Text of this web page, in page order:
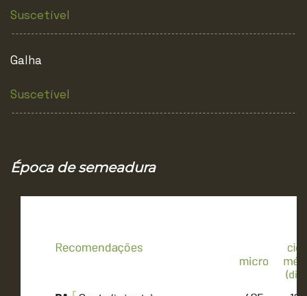
Suscetível
Galha
Suscetível
Época de semeadura